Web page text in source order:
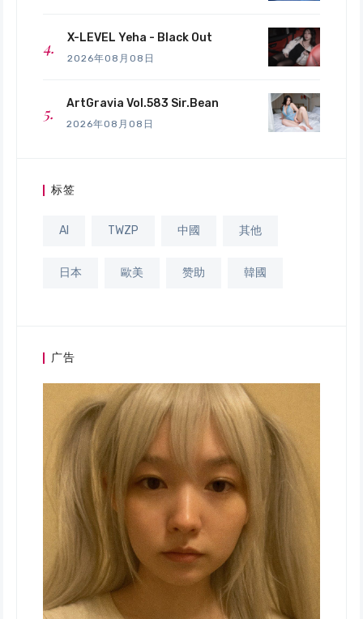
X-LEVEL Yeha - Black Out
2026年08月08日
ArtGravia Vol.583 Sir.Bean
2026年08月08日
标签
AI TWZP 中國 其他
日本 歐美 赞助 韓國
广告